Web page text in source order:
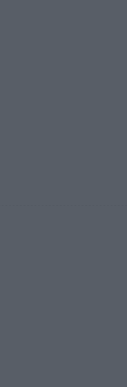
Park 2026 setzt auf viele
strukturell gescheitert – das
– und Israel-Ergebnis sorgt für